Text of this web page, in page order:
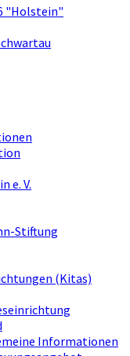
"Holstein"
e. V.
Stiftung
(Kitas)
Informationen